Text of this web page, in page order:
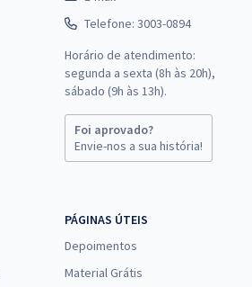
Telefone: 3003-0894
Horário de atendimento:
segunda a sexta (8h às 20h),
sábado (9h às 13h).
Foi aprovado?
Envie-nos a sua história!
PÁGINAS ÚTEIS
Depoimentos
Material Grátis